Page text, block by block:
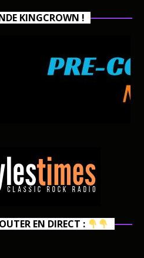
KINGCROWN !
EN DIRECT :